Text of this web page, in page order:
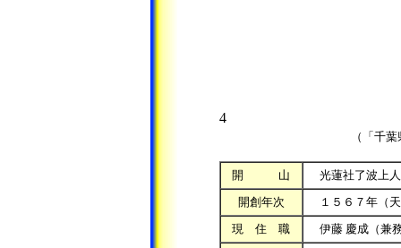
4
（「千
開 山
光蓮社了波上人
開創年次
１５６７年（
現 住 職
伊藤 慶成（兼